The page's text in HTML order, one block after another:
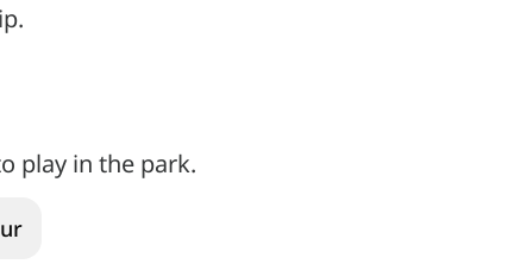
play in the park.